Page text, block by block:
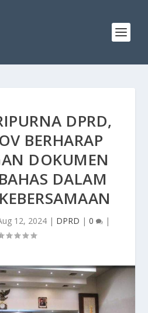
DPRD,
BERHARAP
DOKUMEN
DALAM
12, 2024 | DPRD | 0 |